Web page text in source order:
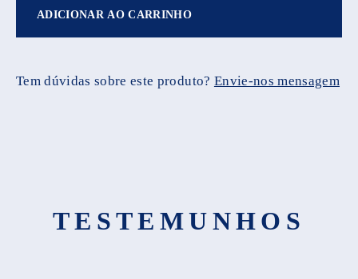
ADICIONAR AO CARRINHO
Tem dúvidas sobre este produto? Envie-nos mensagem
TESTEMUNHOS